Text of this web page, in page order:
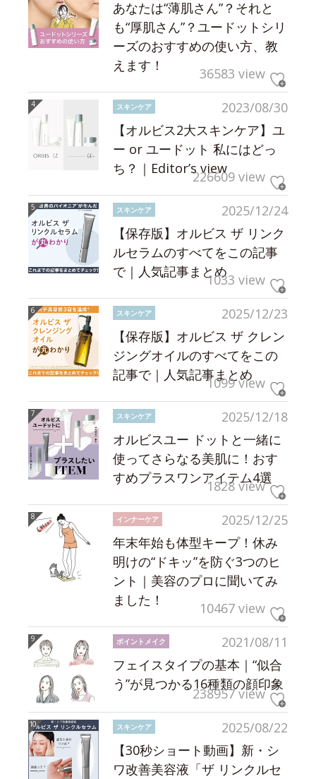
あなたは“薄肌さん”？それと
も“厚肌さん”？ユードットシリ
ーズのおすすめの使い方、教
えます！
36583 view
2023/08/30
スキンケア
【オルビス2大スキンケア】ユ
ー or ユードット 私にはどっ
ち？｜Editor’s view226609 view
2025/12/24
スキンケア
【保存版】オルビス ザ リンク
ルセラムのすべてをこの記事
で｜人気記事まとめ1033 view
2025/12/23
スキンケア
【保存版】オルビス ザ クレン
ジングオイルのすべてをこの
記事で｜人気記事まとめ
1099 view
2025/12/18
スキンケア
オルビスユー ドットと一緒に
使ってさらなる美肌に！おす
すめプラスワンアイテム4選
1828 view
2025/12/25
インナーケア
年末年始も体型キープ！休み
明けの“ドキッ”を防ぐ3つのヒ
ント｜美容のプロに聞いてみ
ました！
10467 view
2021/08/11
ポイントメイク
フェイスタイプの基本｜“似合
う”が見つかる16種類の顔印象
238957 view
2025/08/22
スキンケア
【30秒ショート動画】新・シ
ワ改善美容液「ザ リンクルセ